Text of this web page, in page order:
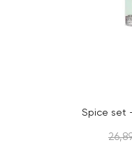
Spice set